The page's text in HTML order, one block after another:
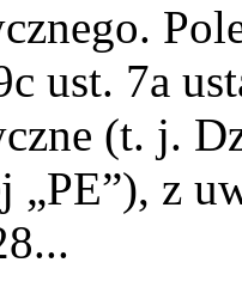
ust. 7a
(t. j.
„PE”), z